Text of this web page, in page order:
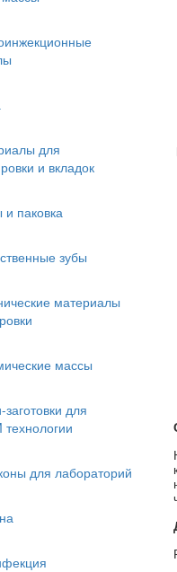
для
и вкладок
паковка
зубы
материалы
массы
для
технологии
для лабораторий